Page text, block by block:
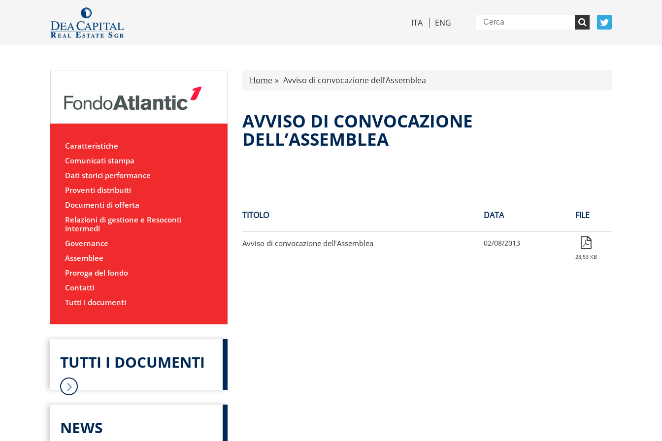
ITA ENG
Caratteristiche
Comunicati stampa
Dati storici performance
Proventi distribuiti
Documenti di offerta
Relazioni di gestione e Resoconti
intermedi
Governance
Assemblee
Proroga del fondo
Contatti
Tutti i documenti
TUTTI I DOCUMENTI
NEWS
Home Avviso di convocazione dell’Assemblea
AVVISO DI CONVOCAZIONE
DELL’ASSEMBLEA
TITOLO DATA FILE
Avviso di convocazione dell’Assemblea 02/08/2013
28,53 KB